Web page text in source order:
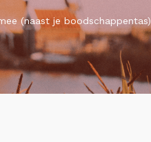
(naast je boodschappentas)